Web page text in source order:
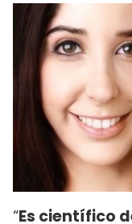
“Es científico